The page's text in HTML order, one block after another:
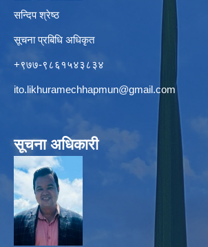
सन्दिप श्रेष्ठ
सूचना प्रबिधि अधिकृत
+९७७-९८६१५४३८३४
ito.likhuramechhapmun@gmail.com
सूचना अधिकारी